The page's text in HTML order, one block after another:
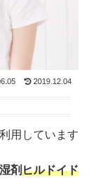
2019.12.04
用しています
剤ヒルドイド